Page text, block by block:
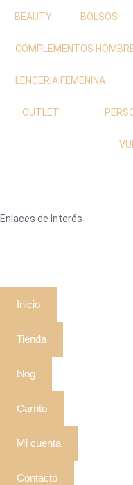
BEAUTY BOLSOS
COMPLEMENTOS
LENCERIA FEMENINA
OUTLET
Enlaces de Interés
Inicio
Tienda
blog
Carrito
Mi cuenta
Contacto